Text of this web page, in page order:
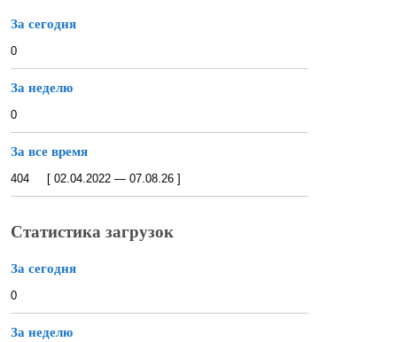
За сегодня
0
За неделю
0
За все время
404 [ 02.04.2022 — 07.08.26 ]
Статистика загрузок
За сегодня
0
За неделю